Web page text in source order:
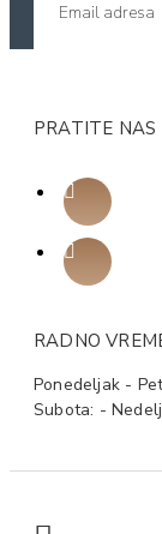
PRATITE
RADNO
Ponedeljak -
Subota: -